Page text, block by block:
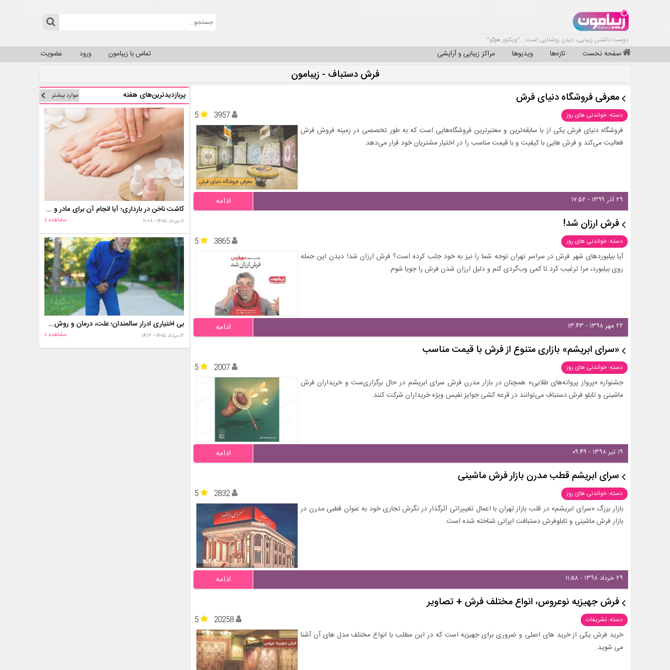
دوست داشتن زیبایی، دیدن روشنایی است... "ویکتور هوگو"
صفحه نخست تازه‌ها ویدیوها مراکز زیبایی و آرایشی عضویت ورود تماس با زیبامون
فرش دستباف - زیبامون
معرفی فروشگاه دنیای فرش
دسته: خواندنی های روز 5
3957
فروشگاه دنیای فرش یکی از با سابقه‌ترین و معتبرترین فروشگاه‌هایی است که به طور تخصصی در زمینه فروش فرش
فعالیت می‌کند و فرش هایی با کیفیت و با قیمت مناسب را در اختیار مشتریان خود قرار می‌دهد.
۲۹ آذر ۱۳۹۹ - ۱۷:۵۲ ادامه
فرش ارزان شد!
دسته: خواندنی های روز 5
3865
آیا بیلبوردهای شهر فرش در سراسر تهران توجه شما را نیز به خود جلب کرده است؟ فرش ارزان شد! دیدن این جمله
روی بیلبورد، مرا ترغیب کرد تا کمی وب‌گردی کنم و دلیل ارزان شدن فرش را جویا شوم.
۲۲ مهر ۱۳۹۸ - ۱۳:۴۳ ادامه
«سرای ابریشم» بازاری متنوع از فرش با قیمت مناسب
دسته: خواندنی های روز 5
2007
جشنواره «پرواز پروانه‌های طلایی» همچنان در بازار مدرن فرش سرای ابریشم در حال برگزاری‌ست و خریداران فرش
ماشینی و تابلو فرش دستباف می‌توانند در قرعه کشی جوایز نفیس ویژه خریداران شرکت کنند.
۱۹ تیر ۱۳۹۸ - ۰۹:۴۹ ادامه
سرای ابریشم قطب مدرن بازار فرش ماشینی
دسته: خواندنی های روز 5
2832
بازار بزرگ «سرای ابریشم» در قلب بازار تهران با اعمال تغییراتی اثرگذار در نگرش تجاری خود به عنوان قطبی مدرن در
بازار فرش ماشینی و تابلوفرش دستبافت ایرانی شناخته شده است.
۲۹ خرداد ۱۳۹۸ - ۱۱:۵۸ ادامه
فرش جهیزیه نوعروس، انواع مختلف فرش + تصاویر
دسته: تشریفات 5
20258
خرید فرش یکی از خرید های اصلی و ضروری برای جهیزیه است که در این مطلب با انواع مختلف مدل های آن آشنا
می شوید.
پربازدیدترین‌های هفته موارد بیشتر
کاشت ناخن در بارداری؛ آیا انجام آن برای مادر و جنین خطر دارد؟
۱۱ مرداد ۱۴۰۵ - ۱۱:۰۸ مشاهده
بی اختیاری ادرار سالمندان؛ علت، درمان و روش‌های کنترل در منزل
۱۲ مرداد ۱۴۰۵ - ۱۴:۱۶ مشاهده